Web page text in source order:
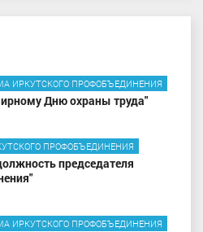
ИРКУТСКОГО ПРОФОБЪЕДИНЕНИЯ
Дню охраны труда"
ПРОФОБЪЕДИНЕНИЯ
председателя
ИРКУТСКОГО ПРОФОБЪЕДИНЕНИЯ